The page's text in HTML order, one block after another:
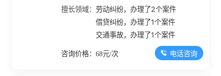
501701号
擅长领域：劳动纠纷，办理了2个案件
借贷纠纷，办理了1个案件
交通事故，办理了1个案件
咨询价格：68元/次 电话咨询